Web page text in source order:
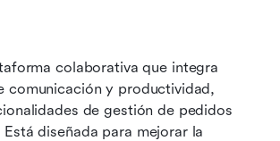
colaborativa que integra
comunicación y productividad,
de gestión de pedidos
diseñada para mejorar la